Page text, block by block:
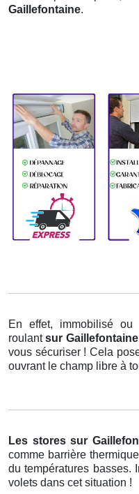
Gaillefontaine.
En effet, immobilisé
roulantsur Gaillefontaine
vous sécuriser ! Cela
ouvrant le champ libre à
Les stores sur
comme barrière
du températures basses.
volets dans cet situation !